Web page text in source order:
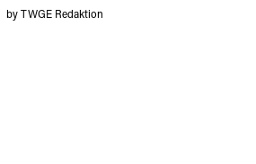
by TWGE Redaktion